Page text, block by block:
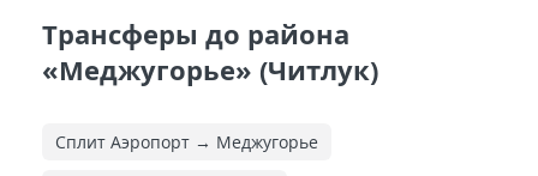
Трансферы до района
«Меджугорье» (Читлук)
Сплит Аэропорт → Меджугорье